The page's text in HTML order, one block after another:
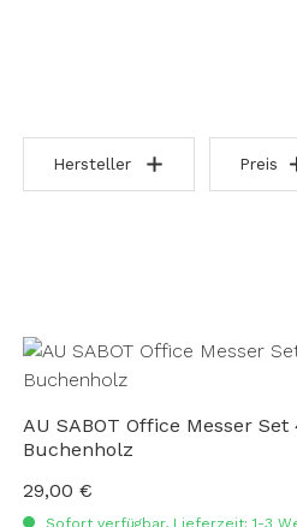
Hersteller Preis
AU SABOT Office Messer
Buchenholz
Regulärer Preis:
29,00 €